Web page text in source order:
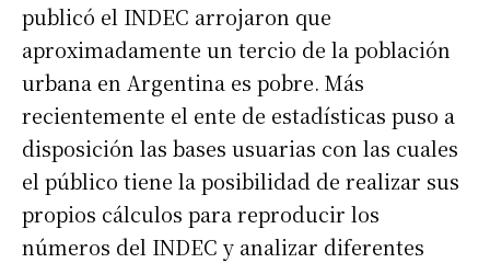
publicó el INDEC arrojaron que
aproximadamente un tercio de la población
urbana en Argentina es pobre. Más
recientemente el ente de estadísticas puso a
disposición las bases usuarias con las cuales
el público tiene la posibilidad de realizar sus
propios cálculos para reproducir los
números del INDEC y analizar diferentes